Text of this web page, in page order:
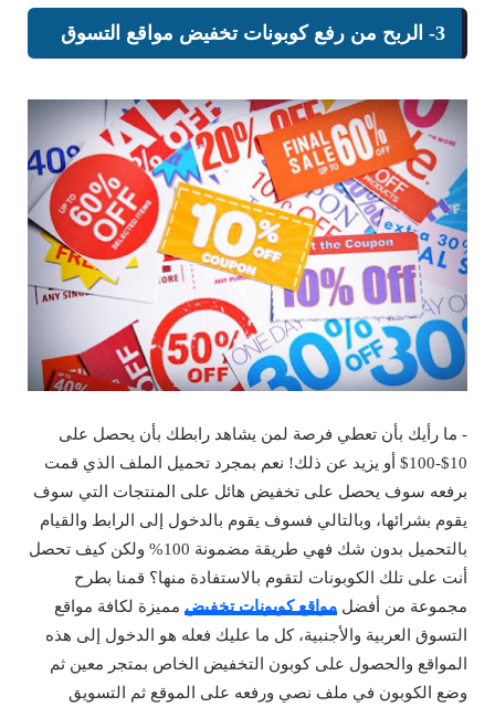
3- الربح من رفع كوبونات تخفيض مواقع التسوق
- ما رأيك بأن تعطي فرصة لمن يشاهد رابطك بأن يحصل على
10$-100$ أو يزيد عن ذلك! نعم بمجرد تحميل الملف الذي قمت
برفعه سوف يحصل على تخفيض هائل على المنتجات التي سوف
يقوم بشرائها، وبالتالي فسوف يقوم بالدخول إلى الرابط والقيام
بالتحميل بدون شك فهي طريقة مضمونة 100% ولكن كيف تحصل
أنت على تلك الكوبونات لتقوم بالاستفادة منها؟ قمنا بطرح
مجموعة من أفضل مواقع كوبونات تخفيض مميزة لكافة مواقع
التسوق العربية والأجنبية، كل ما عليك فعله هو الدخول إلى هذه
المواقع والحصول على كوبون التخفيض الخاص بمتجر معين ثم
وضع الكوبون في ملف نصي ورفعه على الموقع ثم التسويق